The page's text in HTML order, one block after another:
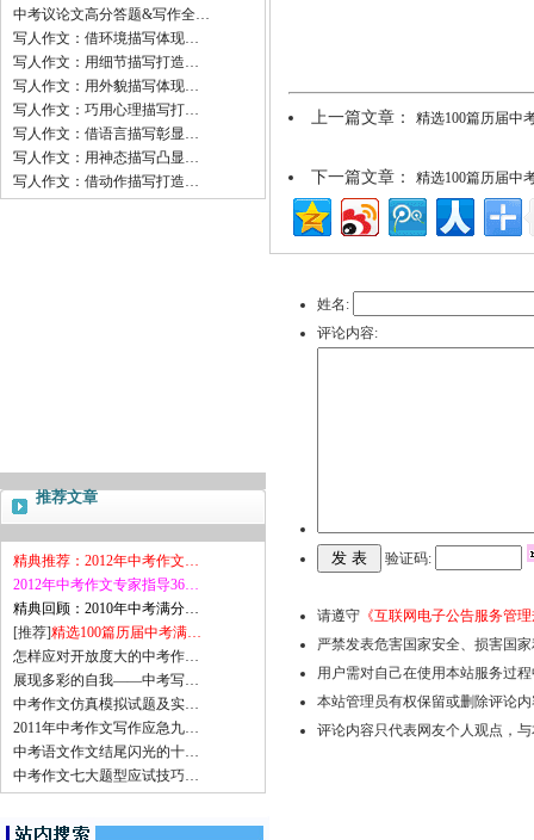
中考议论文高分答题&写作全…
写人作文：借环境描写体现…
写人作文：用细节描写打造…
写人作文：用外貌描写体现…
写人作文：巧用心理描写打…
写人作文：借语言描写彰显…
写人作文：用神态描写凸显…
写人作文：借动作描写打造…
推荐文章
精典推荐：2012年中考作文…
2012年中考作文专家指导36…
精典回顾：2010年中考满分…
[推荐]精选100篇历届中考满…
怎样应对开放度大的中考作…
展现多彩的自我——中考写…
中考作文仿真模拟试题及实…
2011年中考作文写作应急九…
中考语文作文结尾闪光的十…
中考作文七大题型应试技巧…
上一篇文章： 精选100篇历届中
下一篇文章： 精选100篇历届中
姓名:
评论内容:
验证码:
请遵守 《互联网电子公告服务管
严禁发表危害国家安全、损害国
用户需对自己在使用本站服务过
本站管理员有权保留或删除评论
评论内容只代表网友个人观点，